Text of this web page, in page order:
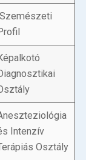
Szemészeti
Intenzív
Osztály